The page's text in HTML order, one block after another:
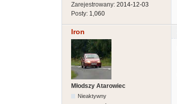
Zarejestrowany: 2014-12-03
Posty: 1,060
Iron
Młodszy Atarowiec
Nieaktywny